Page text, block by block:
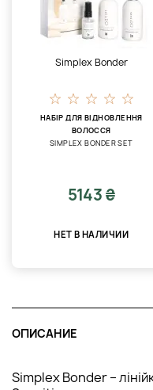
Simplex Bonder
НАБІР ДЛЯ ВІДНОВЛЕННЯ
ВОЛОССЯ
SIMPLEX BONDER SET
5143 ₴
НЕТ В НАЛИЧИИ
ОПИСАНИЕ
Simplex Bonder –